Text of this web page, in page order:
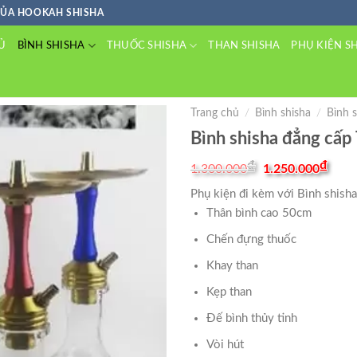
HOOKAH SHISHA
BÌNH SHISHA THUỐC SHISHA THAN SHISHA PHỤ KIỆN
Trang chủ / Bình shisha / Bình
Bình shisha đẳng cấp
1.300.000₫
Original
price
was:
1.250.000₫
price
is:
Phụ kiện đi kèm với Bình shisha
Thân bình cao 50cm
Chến đựng thuốc
Khay than
Kẹp than
Đế bình thủy tinh
Vòi hút